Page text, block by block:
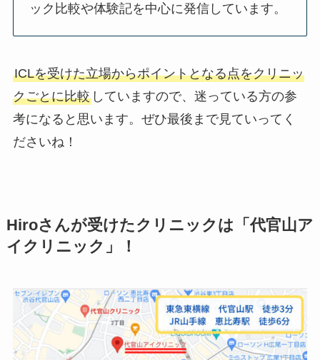
ック比較や体験記を中心に発信しています。
ICLを受けた立場からポイントとなる点をクリニッ
クごとに比較していますので、迷っている方の参
考になると思います。ぜひ最後まで見ていってく
ださいね！
Hiroさんが受けたクリニックは「代官山ア
イクリニック」！